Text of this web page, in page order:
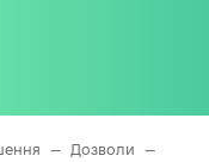
— Дозволи
—